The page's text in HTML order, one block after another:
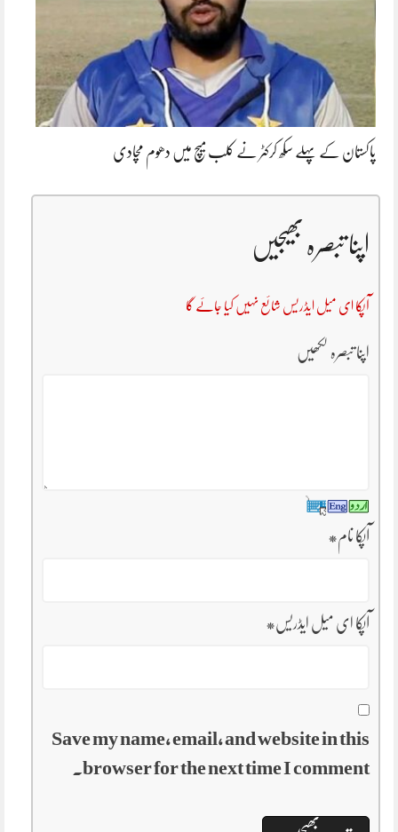
پاکستان کے پہلے سکھ کرکٹر نے کلب میچ میں دھوم مچادی
اپنا تبصرہ بھیجیں
آپکا ای میل ایڈریس شائع نہیں کیا جائے گا
اپنا تبصرہ لکھیں
آپکا نام*
آپکا ای میل ایڈریس*
Save my name, email, and website in this
browser for the next time I comment.